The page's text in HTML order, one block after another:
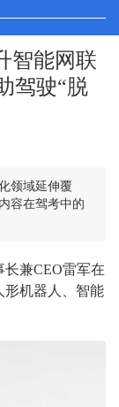
智能网联
驾驶“脱
领域延伸覆
容在驾考中的
兼CEO雷军在
形机器人、智能